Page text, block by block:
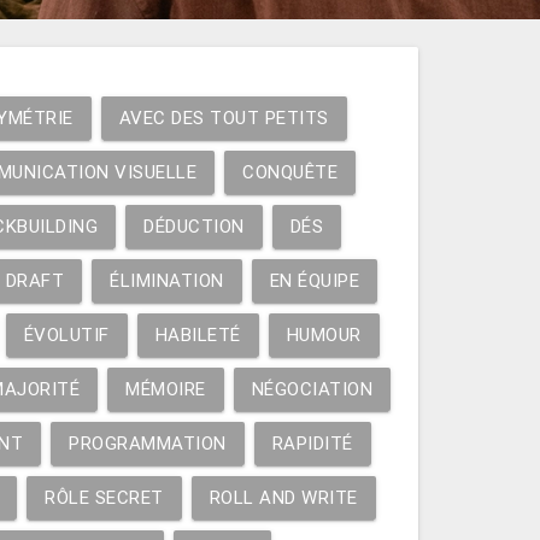
AVEC DES TOUT PETITS
VISUELLE CONQUÊTE
DÉDUCTION DÉS
DRAFT ÉLIMINATION EN ÉQUIPE
ÉVOLUTIF HABILETÉ HUMOUR
MÉMOIRE NÉGOCIATION
PROGRAMMATION RAPIDITÉ
RÔLE SECRET ROLL AND WRITE